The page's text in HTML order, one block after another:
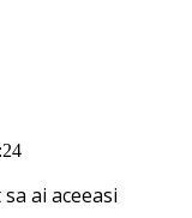
ai aceeasi